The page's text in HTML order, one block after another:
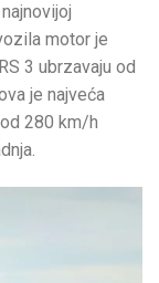
motor je
3 ubrzavaju od
je najveća
280 km/h